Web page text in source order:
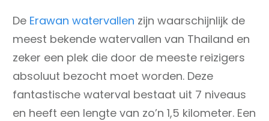
De Erawan watervallen zijn waarschijnlijk de
meest bekende watervallen van Thailand en
zeker een plek die door de meeste reizigers
absoluut bezocht moet worden. Deze
fantastische waterval bestaat uit 7 niveaus
en heeft een lengte van zo’n 1,5 kilometer. Een